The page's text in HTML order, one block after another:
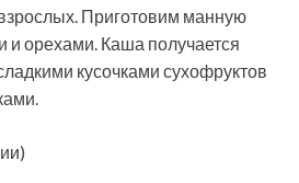
Приготовим манную
и орехами. Каша получается
кусочками сухофруктов